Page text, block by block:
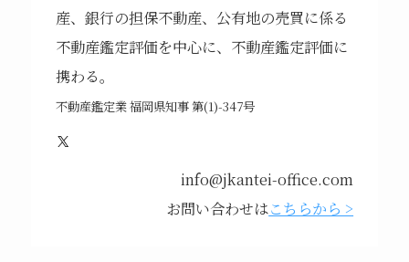
産、銀行の担保不動産、公有地の売買に係る
不動産鑑定評価を中心に、不動産鑑定評価に
携わる。
不動産鑑定業 福岡県知事 第(1)-347号
X
info@jkantei-office.com
お問い合わせはこちらから >